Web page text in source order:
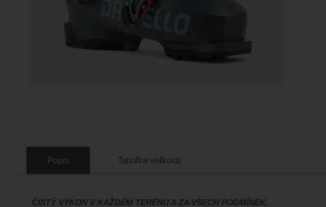
Popis Tabuľka veľkostí
ČISTÝ VÝKON V KAŽDÉM TERÉNU A ZA VŠECH PODMÍNEK.